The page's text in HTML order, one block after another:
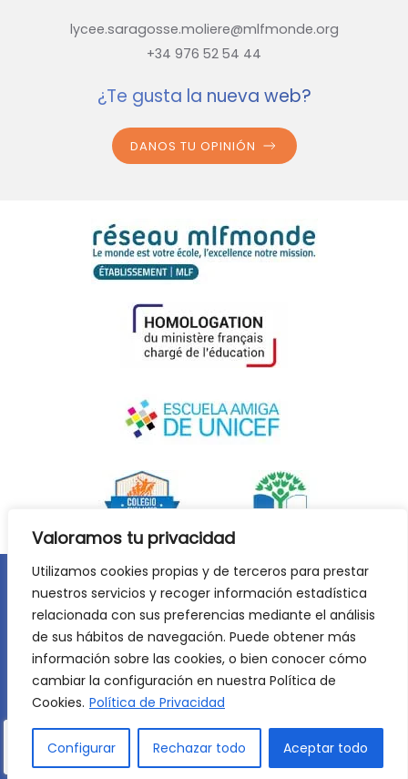
Valoramos tu privacidad
Utilizamos cookies propias y de terceros para prestar
nuestros servicios y recoger información estadística
relacionada con sus preferencias mediante el análisis
de sus hábitos de navegación. Puede obtener más
información sobre las cookies, o bien conocer cómo
cambiar la configuración en nuestra Política de
Cookies. Política de Privacidad
Configurar Rechazar todo Aceptar todo
lycee.saragosse.moliere@mlfmonde.org
+34 976 52 54 44
¿Te gusta la nueva web?
DANOS TU OPINIÓN
Aviso legal
Política de privacidad
Política de cookies
©2026Lycée Français Molière de Zaragoza. Todos los
derechos reservados. Desarrollo web: